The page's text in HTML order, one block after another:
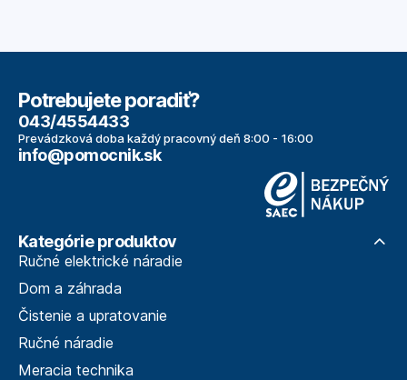
Potrebujete poradiť?
043/4554433
Prevádzková doba každý pracovný deň 8:00 - 16:00
info@pomocnik.sk
Kategórie produktov
Ručné elektrické náradie
Dom a záhrada
Čistenie a upratovanie
Ručné náradie
Meracia technika